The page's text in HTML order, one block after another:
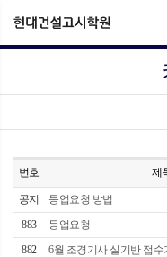
번호 제
공지 등업요청 방법
883
등업요청
882
6월 조경기사 실기반 접수